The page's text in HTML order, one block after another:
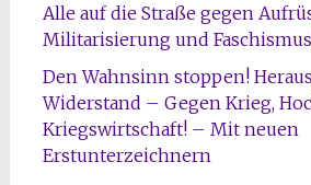
Alle auf die Straße gegen
Militarisierung und
Den Wahnsinn stoppen!
Widerstand – Gegen Krieg,
Kriegswirtschaft! – Mit neuen
Erstunterzeichnern